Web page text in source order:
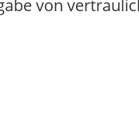
von